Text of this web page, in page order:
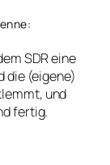
SDR eine
die (eigene)
und
fertig.